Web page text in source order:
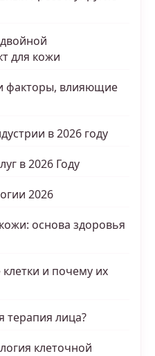
для кожи
факторы, влияющие
в 2026 году
в 2026 Году
2026
основа здоровья
и почему их
терапия лица?
клеточной